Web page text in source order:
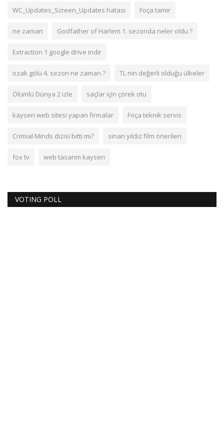
WC_Updates_Screen_Updates hatası Foça tamir
ne zaman Godfather of Harlem 1. sezonda neler oldu ?
Extraction 1 google drive indir
ozak gölü 4. sezon ne zaman ? TL nin değerli olduğu ülkeler
Ölümlü Dünya 2 izle saçlar için çörek otu
kayseri web sitesi yapan firmalar Foça teknik servis
Crimial Minds dizisi bitti mi? sinan yıldız film önerileri
fox tv web tasarım kayseri
VOTING POLL